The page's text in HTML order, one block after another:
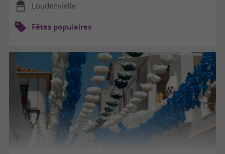
Loudenvielle
Fêtes populaires